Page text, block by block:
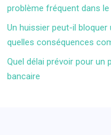
problème fréquent dans
Un huissier peut-il
quelles conséquences
Quel délai prévoir pour un
bancaire